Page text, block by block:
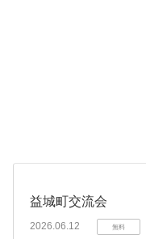
益城町交流会
2026.06.12 無料